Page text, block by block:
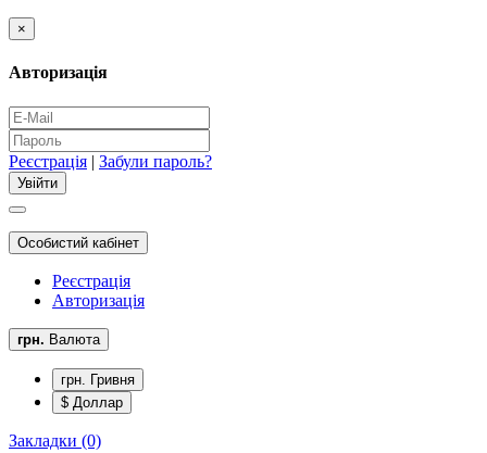
×
Авторизація
Реєстрація | Забули пароль?
Особистий кабінет
Реєстрація
Авторизація
грн. Валюта
грн. Гривня
$ Доллар
Закладки (0)